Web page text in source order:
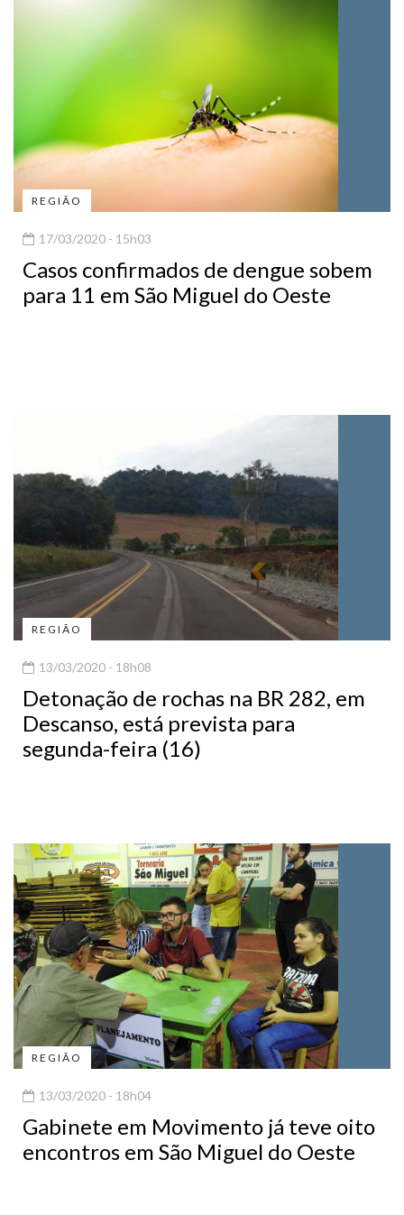
REGIÃO
17/03/2020 - 15h03
Casos confirmados de dengue sobem
para 11 em São Miguel do Oeste
REGIÃO
13/03/2020 - 18h08
Detonação de rochas na BR 282, em
Descanso, está prevista para
segunda-feira (16)
REGIÃO
13/03/2020 - 18h04
Gabinete em Movimento já teve oito
encontros em São Miguel do Oeste